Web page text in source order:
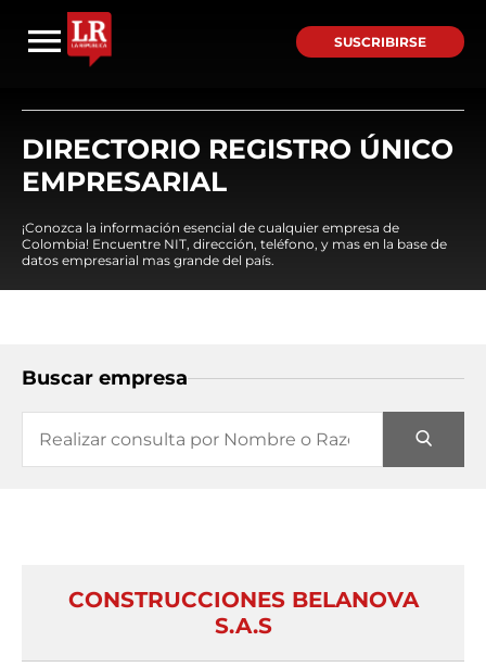
SUSCRIBIRSE
DIRECTORIO REGISTRO ÚNICO
EMPRESARIAL
¡Conozca la información esencial de cualquier empresa de
Colombia! Encuentre NIT, dirección, teléfono, y mas en la base de
datos empresarial mas grande del país.
Buscar empresa
CONSTRUCCIONES BELANOVA
S.A.S